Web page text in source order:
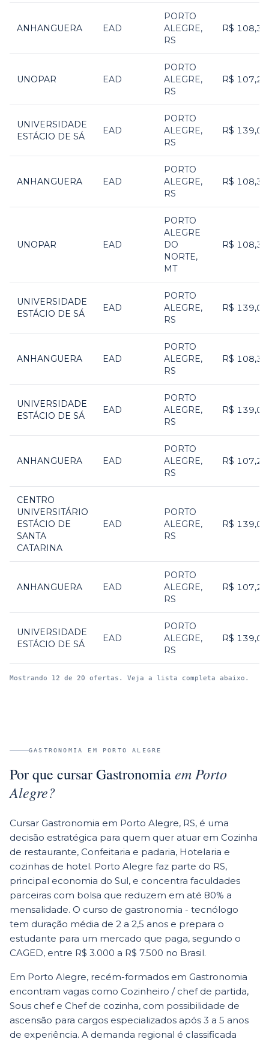
ANHANGUERA
EAD
PORTO
ALEGRE,
RS
R$ 108,38
UNOPAR EAD
PORTO
ALEGRE,
RS
R$ 107,22
UNIVERSIDADE
ESTÁCIO DE SÁ
EAD
PORTO
ALEGRE,
RS
R$ 139,00
ANHANGUERA EAD
PORTO
ALEGRE,
RS
R$ 108,38
UNOPAR EAD
PORTO
ALEGRE
DO
NORTE,
MT
R$ 108,39
UNIVERSIDADE
ESTÁCIO DE SÁ
EAD
PORTO
ALEGRE,
RS
R$ 139,00
ANHANGUERA EAD
PORTO
ALEGRE,
RS
R$ 108,38
UNIVERSIDADE
ESTÁCIO DE SÁ
EAD
PORTO
ALEGRE,
RS
R$ 139,00
ANHANGUERA EAD
PORTO
ALEGRE,
RS
R$ 107,22
CENTRO
UNIVERSITÁRIO
ESTÁCIO DE
SANTA
CATARINA
EAD
PORTO
ALEGRE,
RS
R$ 139,00
ANHANGUERA EAD
PORTO
ALEGRE,
RS
R$ 107,22
UNIVERSIDADE
ESTÁCIO DE SÁ
EAD
PORTO
ALEGRE,
RS
R$ 139,00
Mostrando 12 de 20 ofertas. Veja a lista completa abaixo.
GASTRONOMIA EM PORTO ALEGRE
Por que cursarGastronomiaem Porto
Alegre?
Cursar Gastronomia em Porto Alegre, RS, é uma
decisão estratégica para quem quer atuar em Cozinha
de restaurante, Confeitaria e padaria, Hotelaria e
cozinhas de hotel. Porto Alegre faz parte do RS,
principal economia do Sul, e concentra faculdades
parceiras com bolsa que reduzem em até 80% a
mensalidade. O curso de gastronomia - tecnólogo
tem duração média de 2 a 2,5 anos e prepara o
estudante para um mercado que paga, segundo o
CAGED, entre R$ 3.000 a R$ 7.500 no Brasil.
Em Porto Alegre, recém-formados em Gastronomia
encontram vagas como Cozinheiro / chef de partida,
Sous chef e Chef de cozinha, com possibilidade de
ascensão para cargos especializados após 3 a 5 anos
de experiência. A demanda regional é classificada